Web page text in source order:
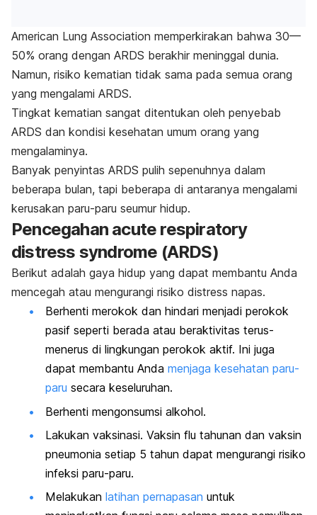
American Lung Association memperkirakan bahwa 30—
50% orang dengan ARDS berakhir meninggal dunia.
Namun, risiko kematian tidak sama pada semua orang
yang mengalami ARDS.
Tingkat kematian sangat ditentukan oleh penyebab
ARDS dan kondisi kesehatan umum orang yang
mengalaminya.
Banyak penyintas ARDS pulih sepenuhnya dalam
beberapa bulan, tapi beberapa di antaranya mengalami
kerusakan paru-paru seumur hidup.
Pencegahan acute respiratory
distress syndrome (ARDS)
Berikut adalah gaya hidup yang dapat membantu Anda
mencegah atau mengurangi risiko distress napas.
Berhenti merokok dan hindari menjadi perokok
pasif seperti berada atau beraktivitas terus-
menerus di lingkungan perokok aktif. Ini juga
dapat membantu Anda menjaga kesehatan paru-
paru secara keseluruhan.
Berhenti mengonsumsi alkohol.
Lakukan vaksinasi. Vaksin flu tahunan dan vaksin
pneumonia setiap 5 tahun dapat mengurangi risiko
infeksi paru-paru.
Melakukan latihan pernapasan untuk